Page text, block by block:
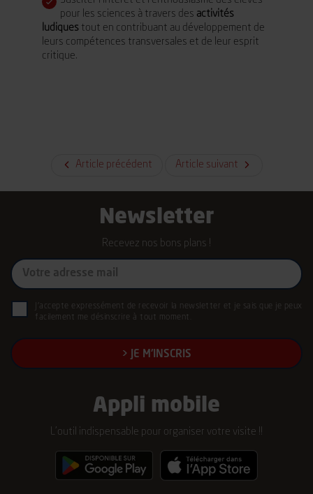
pour les sciences à travers des activités
ludiques tout en contribuant au développement de
leurs compétences transversales et de leur esprit
critique.
Article précédent Article suivant
Newsletter
Recevez nos bons plans !
(Nécessaire)
RGPD
(Nécessaire)
J'accepte expressément de recevoir la newsletter et je sais que je peux
facilement me désinscrire à tout moment.
Appli mobile
L’outil indispensable pour organiser votre visite !!